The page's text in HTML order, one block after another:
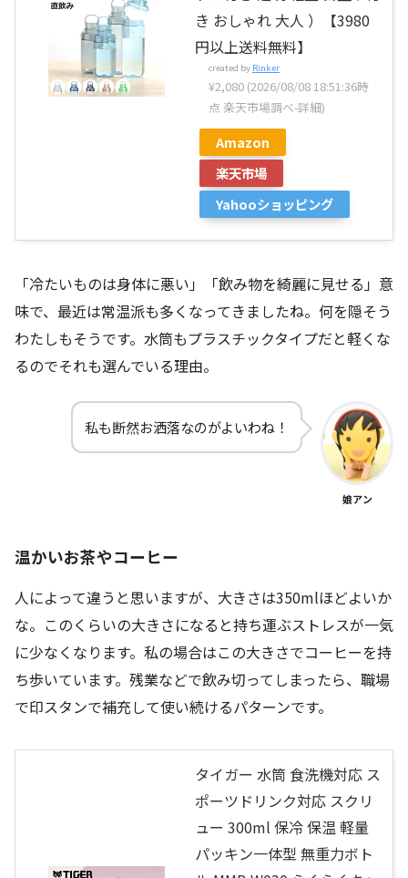
き おしゃれ 大人 ）【3980
円以上送料無料】
created by Rinker
¥2,080 (2026/08/08 18:51:36時
点 楽天市場調べ-詳細)
Amazon
楽天市場
Yahooショッピング
「冷たいものは身体に悪い」「飲み物を綺麗に見せる」意
味で、最近は常温派も多くなってきましたね。何を隠そう
わたしもそうです。水筒もプラスチックタイプだと軽くな
るのでそれも選んでいる理由。
私も断然お洒落なのがよいわね！
娘アン
温かいお茶やコーヒー
人によって違うと思いますが、大きさは350mlほどよいか
な。このくらいの大きさになると持ち運ぶストレスが一気
に少なくなります。私の場合はこの大きさでコーヒーを持
ち歩いています。残業などで飲み切ってしまったら、職場
で印スタンで補充して使い続けるパターンです。
タイガー 水筒 食洗機対応 ス
ポーツドリンク対応 スクリ
ュー 300ml 保冷 保温 軽量
パッキン一体型 無重力ボト